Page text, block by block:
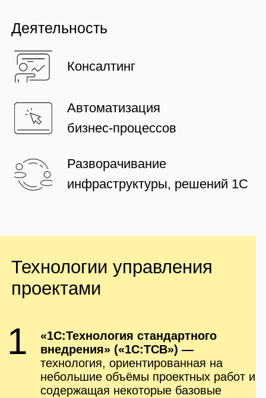
внедрения» («1С:ТСВ») —
технология, ориентированная на
небольшие объёмы проектных работ и
1
«1С:Технология быстрого
технология, основанная на agile-
«1С:Предприятие 8». Основывается
на богатом опыте участников
партнёрской сети, существующих
технологий (стандартное внедрение)
и передовом мировом опыте (PMI®
PMBOK®, eXtreme Programming).
2
Цель:
определить необходимые и
минимально достаточные
повысить удовлетворённость
Технологии управления
проектами